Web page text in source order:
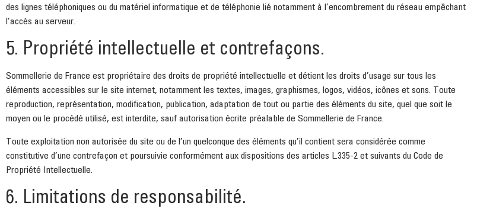
des lignes téléphoniques ou du matériel informatique et de téléphonie lié notamment à l’encombrement du réseau empêchant
l’accès au serveur.
5. Propriété intellectuelle et contrefaçons.
Sommellerie de France est propriétaire des droits de propriété intellectuelle et détient les droits d’usage sur tous les
éléments accessibles sur le site internet, notamment les textes, images, graphismes, logos, vidéos, icônes et sons. Toute
reproduction, représentation, modification, publication, adaptation de tout ou partie des éléments du site, quel que soit le
moyen ou le procédé utilisé, est interdite, sauf autorisation écrite préalable de Sommellerie de France.
Toute exploitation non autorisée du site ou de l’un quelconque des éléments qu’il contient sera considérée comme
constitutive d’une contrefaçon et poursuivie conformément aux dispositions des articles L.335-2 et suivants du Code de
Propriété Intellectuelle.
6. Limitations de responsabilité.